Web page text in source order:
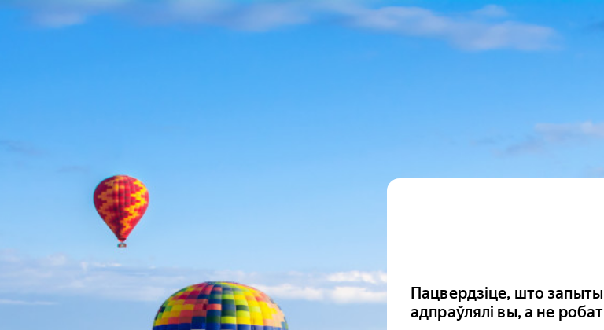
Пацвердзіце, што запыты
адпраўлялі вы, а не робат